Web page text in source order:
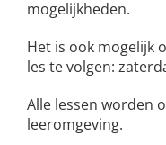
mogelijkheden.
Het is ook mogelijk
les te volgen:
Alle lessen worden
leeromgeving.